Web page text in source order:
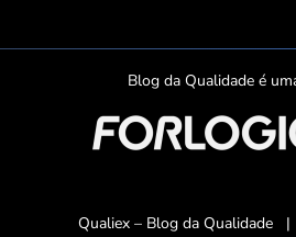
o
t
f
y
Blog da Qualidade é
Qualiex – Blog da Qualidade |